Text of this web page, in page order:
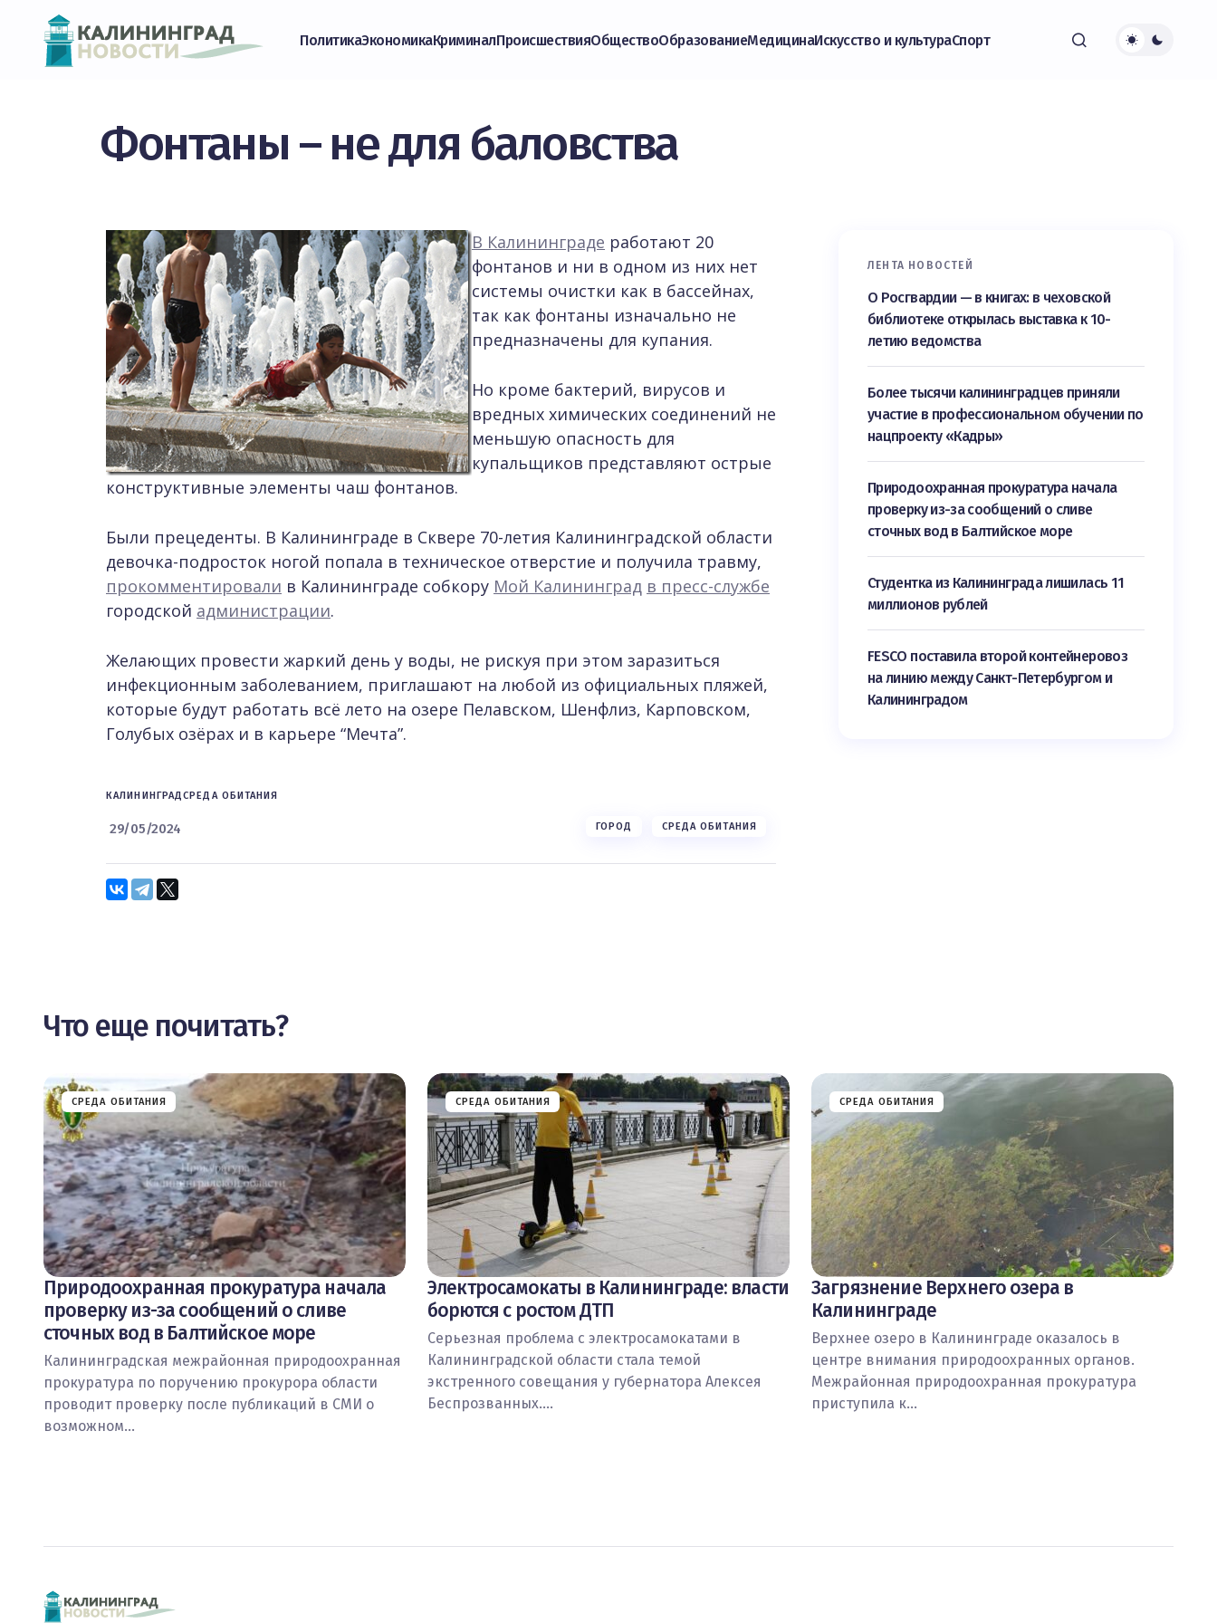
ПолитикаЭкономикаКриминалПроисшествияОбществоОбразованиеМедицинаИскусство и культураСпорт
Фонтаны – не для баловства
В Калининграде работают 20
фонтанов и ни в одном из них нет
системы очистки как в бассейнах,
так как фонтаны изначально не
предназначены для купания.
Но кроме бактерий, вирусов и
вредных химических соединений не
меньшую опасность для
купальщиков представляют острые
конструктивные элементы чаш фонтанов.
Были прецеденты. В Калининграде в Сквере 70-летия Калининградской области
девочка-подросток ногой попала в техническое отверстие и получила травму,
прокомментировали в Калининграде собкору Мой Калининград в пресс-службе
городской администрации.
Желающих провести жаркий день у воды, не рискуя при этом заразиться
инфекционным заболеванием, приглашают на любой из официальных пляжей,
которые будут работать всё лето на озере Пелавском, Шенфлиз, Карповском,
Голубых озёрах и в карьере “Мечта”.
КАЛИНИНГРАДСРЕДА ОБИТАНИЯ
29/05/2024 ГОРОД СРЕДА ОБИТАНИЯ
ЛЕНТА НОВОСТЕЙ
О Росгвардии — в книгах: в чеховской
библиотеке открылась выставка к 10-
летию ведомства
Более тысячи калининградцев приняли
участие в профессиональном обучении по
нацпроекту «Кадры»
Природоохранная прокуратура начала
проверку из-за сообщений о сливе
сточных вод в Балтийское море
Студентка из Калининграда лишилась 11
миллионов рублей
FESCO поставила второй контейнеровоз
на линию между Санкт-Петербургом и
Калининградом
Что еще почитать?
СРЕДА ОБИТАНИЯ
Природоохранная прокуратура начала
проверку из-за сообщений о сливе
сточных вод в Балтийское море
Калининградская межрайонная природоохранная
прокуратура по поручению прокурора области
проводит проверку после публикаций в СМИ о
возможном…
СРЕДА ОБИТАНИЯ
Электросамокаты в Калининграде: власти
борются с ростом ДТП
Серьезная проблема с электросамокатами в
Калининградской области стала темой
экстренного совещания у губернатора Алексея
Беспрозванных.…
СРЕДА ОБИТАНИЯ
Загрязнение Верхнего озера в
Калининграде
Верхнее озеро в Калининграде оказалось в
центре внимания природоохранных органов.
Межрайонная природоохранная прокуратура
приступила к…